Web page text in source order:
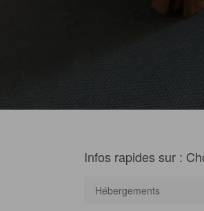
Infos rapides sur :
Hébergements